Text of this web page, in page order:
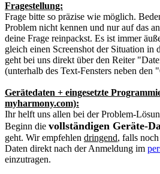
Fragestellung:
Frage bitte so präzise wie möglich.
Problem nicht kennen und nur auf das
deine Frage reinpackst. Es ist immer
gleich einen Screenshot der Situation in
geht bei uns direkt über den Reiter
(unterhalb des Text-Fensters neben den
Gerätedaten + eingesetzte
myharmony.com):
Ihr helft uns allen bei der Problem-
Beginn die vollständigen Geräte-
geht. Wir empfehlen dringend, falls
Daten direkt nach der Anmeldung im
einzutragen.